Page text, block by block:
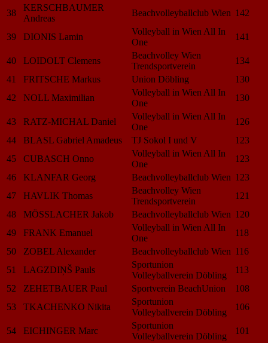
38
KERSCHBAUMER
Andreas
Beachvolleyballclub Wien 142
39 DIONIS Lamin
Volleyball in Wien All In
One
141
40 LOIDOLT Clemens
Beachvolley Wien
Trendsportverein
134
41
FRITSCHE Markus Union Döbling
130
42
NOLL Maximilian
Volleyball in Wien All In
One
130
43 RATZ-MICHAL Daniel
Volleyball in Wien All In
One
126
44
BLASL Gabriel Amadeus TJ Sokol I und V
123
45
CUBASCH Onno
Volleyball in Wien All In
One
123
46
KLANFAR Georg Beachvolleyballclub Wien 123
47
HAVLIK Thomas
Beachvolley Wien
Trendsportverein
121
48
MÖSSLACHER Jakob Beachvolleyballclub Wien 120
49
FRANK Emanuel
Volleyball in Wien All In
One
118
50
ZOBEL Alexander Beachvolleyballclub Wien 116
51
LAGZDIŅŠ Pauls
Sportunion
Volleyballverein Döbling
113
52
ZEHETBAUER Paul Sportverein BeachUnion
108
53
TKACHENKO Nikita
Sportunion
Volleyballverein Döbling
106
54 EICHINGER Marc
Sportunion
Volleyballverein Döbling
101